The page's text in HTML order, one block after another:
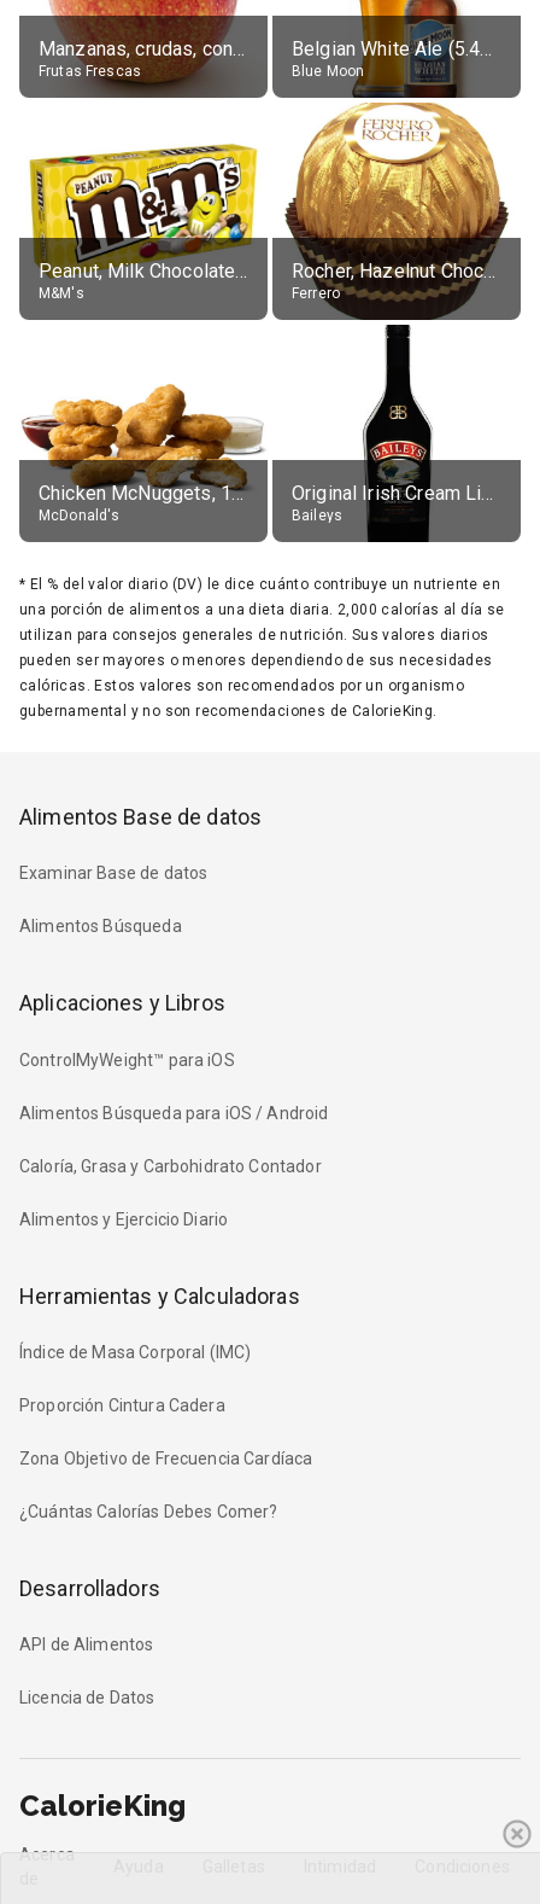
Manzanas, crudas, con piel
Frutas Frescas
Belgian White Ale (5.4% alc.)
Blue Moon
Peanut, Milk Chocolate Candies
M&M's
Rocher, Hazelnut Chocolate Ball
Ferrero
Chicken McNuggets, 10 pieces, without sauce
McDonald's
Original Irish Cream Liqueur (17% alc.)
Baileys
* El % del valor diario (DV) le dice cuánto contribuye un nutriente en
una porción de alimentos a una dieta diaria. 2,000 calorías al día se
utilizan para consejos generales de nutrición. Sus valores diarios
pueden ser mayores o menores dependiendo de sus necesidades
calóricas. Estos valores son recomendados por un organismo
gubernamental y no son recomendaciones de CalorieKing.
Alimentos Base de datos
Examinar Base de datos
Alimentos Búsqueda
Aplicaciones y Libros
ControlMyWeight™ para iOS
Alimentos Búsqueda para iOS / Android
Caloría, Grasa y Carbohidrato Contador
Alimentos y Ejercicio Diario
Herramientas y Calculadoras
Índice de Masa Corporal (IMC)
Proporción Cintura Cadera
Zona Objetivo de Frecuencia Cardíaca
¿Cuántas Calorías Debes Comer?
Desarrolladors
API de Alimentos
Licencia de Datos
CalorieKing
Acerca